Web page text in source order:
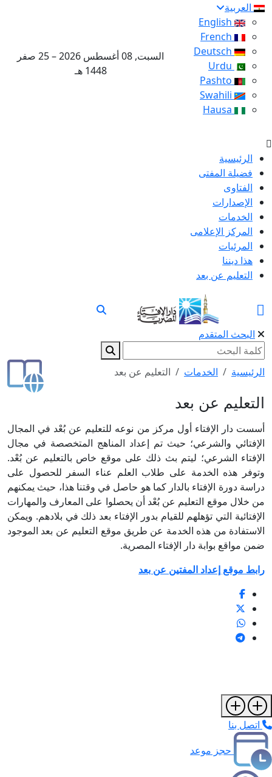
العربية
السبت, 08 أغسطس 2026 – 25 صفر
1448 هـ
الرئيسية
فضيلة المفتى
الفتاوى
الإصدارات
الخدمات
المركز الإعلامى
المرئيات
هذا ديننا
التعليم عن بعد
البحث المتقدم
الرئيسية الخدمات التعليم عن بعد
التعليم عن بعد
أسست دار الإفتاء أول مركز من نوعه للتعليم عن بُعْد في المجال
الإفتائي والشرعي؛ حيث تم إعداد المناهج المتخصصة في مجال
الإفتاء الشرعي؛ ليتم بث ذلك على موقع خاص بالتعليم عن بُعْد.
وتوفر هذه الخدمة على طلاب العلم عناء السفر للحصول على
دراسة دورة الإفتاء بالدار كما هو حاصل في وقتنا هذا، حيث يمكنهم
من خلال موقع التعليم عن بُعْد أن يحصلوا على المعارف والمهارات
الإفتائية التي تؤهلهم للقيام بدور الإفتاء بعد ذلك في بلادهم. ويمكن
الاستفادة من هذه الخدمة عن طريق موقع التعليم عن بعد الموجود
ضمن مواقع بوابة دار الإفتاء المصرية.
رابط موقع إعداد المفتين عن بعد
اتصل بنا
حجز موعد